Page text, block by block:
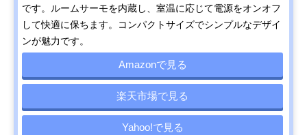
です。ルームサーモを内蔵し、室温に応じて電源をオンオフ
して快適に保ちます。コンパクトサイズでシンプルなデザイ
ンが魅力です。
Amazonで見る
楽天市場で見る
Yahoo!で見る